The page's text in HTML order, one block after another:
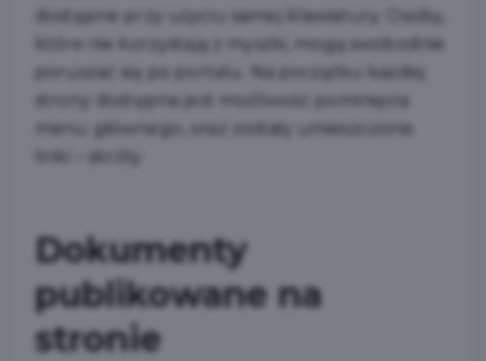
dostępne przy użyciu samej klawiatury. Osoby,
które nie korzystają z myszki, mogą swobodnie
poruszać się po portalu. Na początku każdej
strony dostępna jest możliwość pominięcia
menu głównego, oraz zostały umieszczone
Dokumenty
publikowane na
stronie